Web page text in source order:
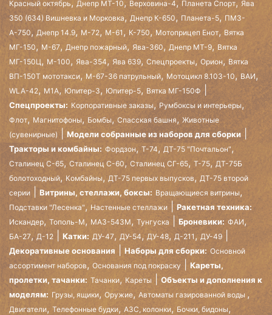
Красный октябрь
Днепр МТ-10 Верховина-4 Планета Спорт
Ява
350 (634) Вишневка и Морковка, Днепр К-650, Планета-5, ПМЗ-
А-750, Днепр 14.9, М-72, М-61 , К-750, Мотоприцеп Енот, Вятка
МГ-150, М-67, Днепр пожарный, Ява-360, Днепр МТ-9, Вятка
МГ-150Ц, М-100, Ява-354, Ява 639, Спецпроекты, Орион, Вятка
ВП-150Т мототакси, М-67-36 патрульный, Мотоцикл 8.103-10, ВАИ,
WLA-42, М1А, Юпитер-3, Юпитер-5, Вятка МГ-150Ф
Спецпроекты: Корпоративные заказы, Румбоксы и интерьеры,
Флот, Магнитофоны, Бомбы, Спасская башня, Животные
(сувенирные)
Модели собранные из наборов для сборки
Тракторы и комбайны: Фордзон,Т-74, ДТ-75 "Почтальон",
Сталинец С-65, Сталинец С-60, Сталинец СГ-65, Т-75, ДТ-75Б
болотоходный, Комбайны, ДТ-75 первых выпусков, ДТ-75 второй
серии
Витрины, стеллажи, боксы: Вращающиеся витрины,
Подставки "Лесенка", Настенные стеллажи Ракетная техника:
Искандер, Тополь-М, МАЗ-543М, Тунгуска Броневики: ФАИ,
БА-27, Д-12 Катки: ДУ-47, ДУ-54, ДУ-48, Д-211 , ДУ-49
Декоративные основания Наборы для сборки: Основной
ассортимент наборов, Основания под покраску
Кареты,
пролетки, тачанки: Тачанки, Кареты
Объекты и дополнения к
моделям: Грузы, ящики, Оружие, Автоматы газированной воды ,
Двигатели, Телефонные будки, АЗС, колонки, Бочки, бидоны,